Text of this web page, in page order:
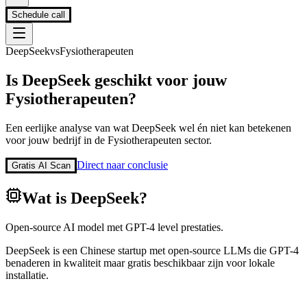
Schedule call
DeepSeekvsFysiotherapeuten
Is DeepSeek geschikt voor jouw
Fysiotherapeuten?
Een eerlijke analyse van wat DeepSeek wel én niet kan betekenen
voor jouw bedrijf in de Fysiotherapeuten sector.
Gratis AI Scan Direct naar conclusie
Wat is DeepSeek?
Open-source AI model met GPT-4 level prestaties.
DeepSeek is een Chinese startup met open-source LLMs die GPT-4
benaderen in kwaliteit maar gratis beschikbaar zijn voor lokale
installatie.